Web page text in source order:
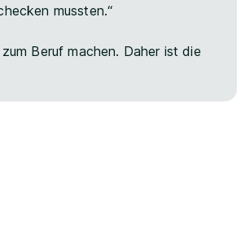
mussten.“
Beruf machen. Daher ist die